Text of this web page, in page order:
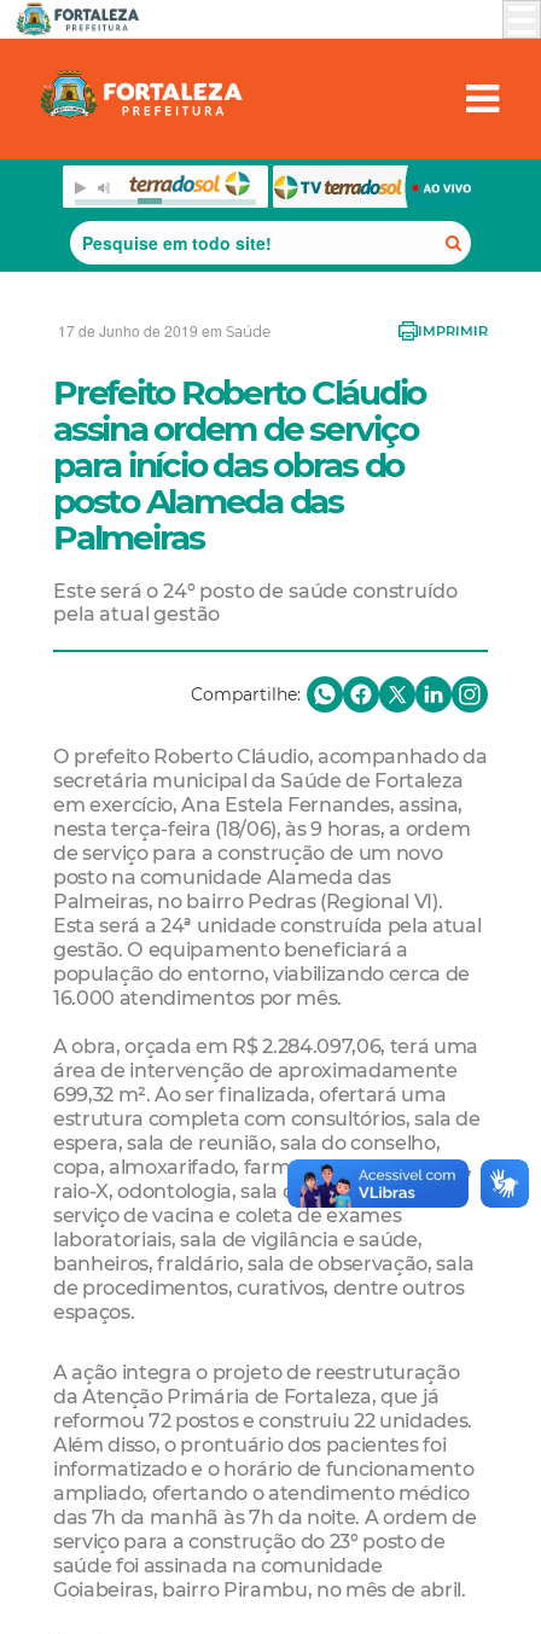
17 de Junho de 2019 em Saúde IMPRIMIR
Prefeito Roberto Cláudio
assina ordem de serviço
para início das obras do
posto Alameda das
Palmeiras
Este será o 24º posto de saúde construído
pela atual gestão
Compartilhe:
O prefeito Roberto Cláudio, acompanhado da
secretária municipal da Saúde de Fortaleza
em exercício, Ana Estela Fernandes, assina,
nesta terça-feira (18/06), às 9 horas, a ordem
de serviço para a construção de um novo
posto na comunidade Alameda das
Palmeiras, no bairro Pedras (Regional VI).
Esta será a 24ª unidade construída pela atual
gestão. O equipamento beneficiará a
população do entorno, viabilizando cerca de
16.000 atendimentos por mês.
A obra, orçada em R$ 2.284.097,06, terá uma
área de intervenção de aproximadamente
699,32 m². Ao ser finalizada, ofertará uma
estrutura completa com consultórios, sala de
espera, sala de reunião, sala do conselho,
copa, almoxarifado, farmácia, escovódromo,
raio-X, odontologia, sala de esterilização,
serviço de vacina e coleta de exames
laboratoriais, sala de vigilância e saúde,
banheiros, fraldário, sala de observação, sala
de procedimentos, curativos, dentre outros
espaços.
A ação integra o projeto de reestruturação
da Atenção Primária de Fortaleza, que já
reformou 72 postos e construiu 22 unidades.
Além disso, o prontuário dos pacientes foi
informatizado e o horário de funcionamento
ampliado, ofertando o atendimento médico
das 7h da manhã às 7h da noite. A ordem de
serviço para a construção do 23º posto de
saúde foi assinada na comunidade
Goiabeiras, bairro Pirambu, no mês de abril.